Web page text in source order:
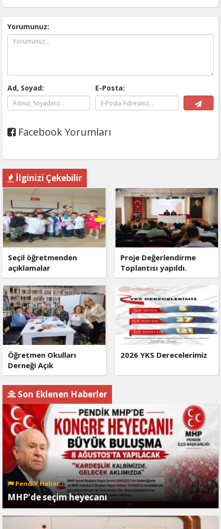
Yorumunuz:
Ad, Soyad: E-Posta:
Facebook Yorumları
İlginizi Çekebilir
Seçil öğretmenden
açıklamalar
Proje Değerlendirme
Toplantısı yapıldı.
Öğretmen Okulları
Derneği Açık
2026 YKS Derecelerimiz
Son Eklenen Haberler
Pendik Haber
MHP'de seçim heyecanı